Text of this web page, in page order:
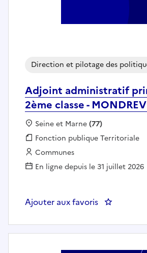
Adjoint administratif
2ème classe -
Direction et pilotage des
Localisation :
Seine et Marne(77)
Fonction publique :
Fonction publique Territoriale
Employeur :
Communes
En ligne depuis le 31 juillet 2026
Ajouter aux favoris : Adjoint